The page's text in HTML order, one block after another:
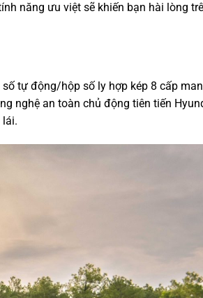
năng ưu việt sẽ khiến bạn hài lòng
tự động/hộp số ly hợp kép 8 cấp
nghệ an toàn chủ động tiên tiến